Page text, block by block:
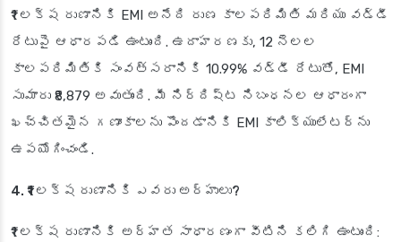
₹1 లక్ష రుణానికి EMI అనేది రుణ కాలపరిమితి మరియు వడ్డీ
రేటుపై ఆధారపడి ఉంటుంది. ఉదాహరణకు, 12 నెలల
కాలపరిమితికి సంవత్సరానికి 10.99% వడ్డీ రేటుతో, EMI
సుమారు ₹8,879 అవుతుంది. మీ నిర్దిష్ట నిబంధనల ఆధారంగా
ఖచ్చితమైన గణాంకాలను పొందడానికి EMI కాలిక్యులేటర్‌ను
ఉపయోగించండి.
4. ₹1 లక్ష రుణానికి ఎవరు అర్హులు?
₹1 లక్ష రుణానికి అర్హత సాధారణంగా వీటిని కలిగి ఉంటుంది: